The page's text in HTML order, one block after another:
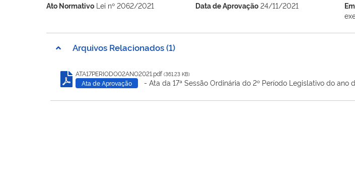
Ato Normativo Lei nº 2062/2021 Data de Aprovação 24/11/2021
Arquivos Relacionados (1)
ATA17PERIODO02ANO2021.pdf(361.23 KB)
Ata de Aprovação - Ata da 17ª Sessão Ordinária do 2º Período Legislativo do ano